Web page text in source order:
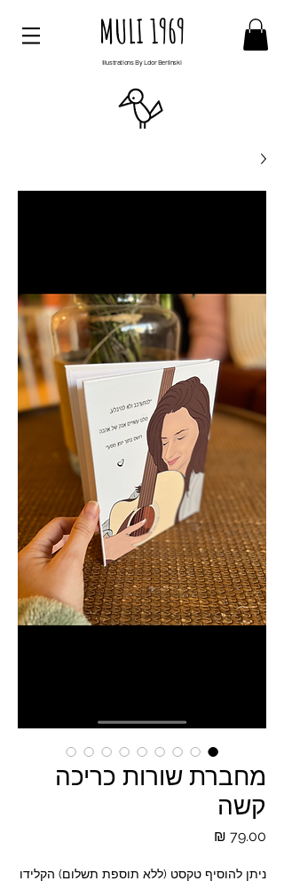
MULI 1969
Illustrations By Ldor Berlinski
מחברת שורות כריכה
קשה
ניתן להוסיף טקסט (ללא תוספת תשלום) הקלידו